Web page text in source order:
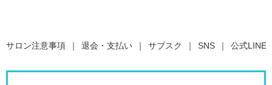
サロン注意事項 退会・支払い サブスク SNS 公式LINE